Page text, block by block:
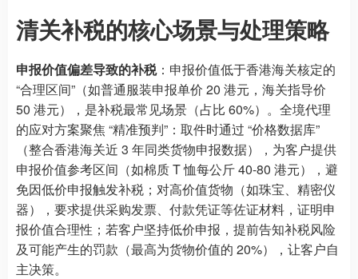
清关补税的核心场景与处理策略
申报价值偏差导致的补税：申报价值低于香港海关核定的
“合理区间”（如普通服装申报单价 20 港元，海关指导价
50 港元），是补税最常见场景（占比 60%）。全境代理
的应对方案聚焦 “精准预判”：取件时通过 “价格数据库”
（整合香港海关近 3 年同类货物申报数据），为客户提供
申报价值参考区间（如棉质 T 恤每公斤 40-80 港元），避
免因低价申报触发补税；对高价值货物（如珠宝、精密仪
器），要求提供采购发票、付款凭证等佐证材料，证明申
报价值合理性；若客户坚持低价申报，提前告知补税风险
及可能产生的罚款（最高为货物价值的 20%），让客户自
主决策。